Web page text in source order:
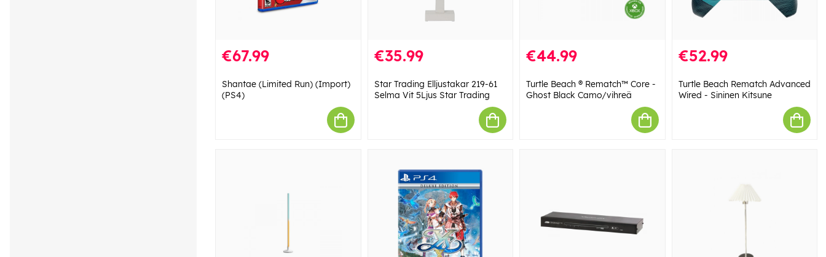
€67.99
Shantae (Limited Run) (Import)
(PS4)
€35.99
Star Trading Elljustakar 219-61
Selma Vit 5Ljus Star Trading
€44.99
Turtle Beach ® Rematch™ Core -
Ghost Black Camo/vihreä
€52.99
Turtle Beach Rematch Advanced
Wired - Sininen Kitsune